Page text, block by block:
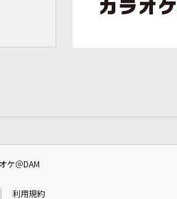
ケ＠DAM
利用規約